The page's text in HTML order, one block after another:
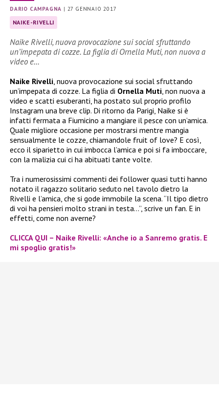
DARIO CAMPAGNA | 27 GENNAIO 2017
NAIKE-RIVELLI
Naike Rivelli, nuova provocazione sui social sfruttando
un’impepata di cozze. La figlia di Ornella Muti, non nuova a
video e…
Naike Rivelli , nuova provocazione sui social sfruttando
un’impepata di cozze. La figlia di Ornella Muti , non nuova a
video e scatti esuberanti, ha postato sul proprio profilo
Instagram una breve clip. Di ritorno da Parigi, Naike si è
infatti fermata a Fiumicino a mangiare il pesce con un’amica.
Quale migliore occasione per mostrarsi mentre mangia
sensualmente le cozze, chiamandole fruit of love? E così,
ecco il siparietto in cui imbocca l’amica e poi si fa imboccare,
con la malizia cui ci ha abituati tante volte.
Tra i numerosissimi commenti dei follower quasi tutti hanno
notato il ragazzo solitario seduto nel tavolo dietro la
Rivelli e l’amica, che si gode immobile la scena. “Il tipo dietro
di voi ha pensieri molto strani in testa…”, scrive un fan. E in
effetti, come non averne?
CLICCA QUI – Naike Rivelli: «Anche io a Sanremo gratis. E
mi spoglio gratis!»